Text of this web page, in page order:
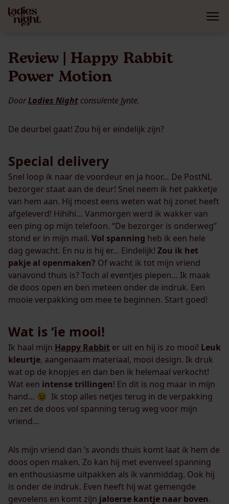
Review | Happy Rabbit
Power Motion
DoorLadies Night consulente Jynte.
De deurbel gaat! Zou hij er eindelijk zijn?
Special delivery
Snel loop ik naar de voordeur en ja hoor… De PostNL
bezorger staat aan de deur! Snel neem ik het pakketje
van hem aan. Hij moest eens weten wat hij zonet heeft
afgeleverd! Hihihi… Vanmorgen werd ik wakker van
een ping op mijn telefoon. “De bezorger is onderweg”
stond er in mijn mail. Vol spanning heb ik een hele
dag gewacht. En nu is hij er… Eindelijk! Zou ik het
pakje al openmaken? Of wacht ik tot mijn vriend
vanavond thuis is? Toch al eventjes piepen… Ik maak
de doos open en ben meteen onder de indruk. Een
mooie verpakking om mee te beginnen. Start goed!
Wat is ‘ie mooi!
Ik haal mijn Happy Rabbit er uit en hij is zo mooi! Leuk
kleurtje, aangenaam materiaal, mooi design. Ik druk
wat op de knopjes en dan ben ik helemaal verkocht!
Wat een intense trillingen! En dit is nog maar in mijn
hand… 😉 Ik stop alles netjes terug in de verpakking
en zet de doos vol spanning terug weg voor mijn
vriend…
Als mijn vriend dan ’s avonds thuis komt laat ik hem de
doos open maken. Zo kan hij met evenveel spanning
en enthousiasme uitpakken als ik vanmiddag. Ook hij
is onder de indruk. Even heeft hij wat gemengde
gevoelens en komt zijn jaloerse kantje naar boven.